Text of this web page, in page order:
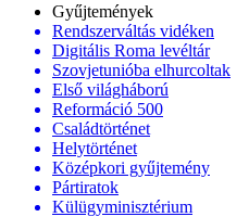
Gyűjtemények
Rendszerváltás vidéken
Digitális Roma levéltár
Szovjetunióba elhurcoltak
Első világháború
Reformáció 500
Családtörténet
Helytörténet
Középkori gyűjtemény
Pártiratok
Külügyminisztérium